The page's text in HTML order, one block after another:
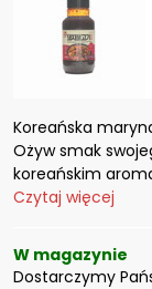
Koreańska
Ożyw smak
koreańskim
Czytaj więcej
W magazynie
Dostarczymy